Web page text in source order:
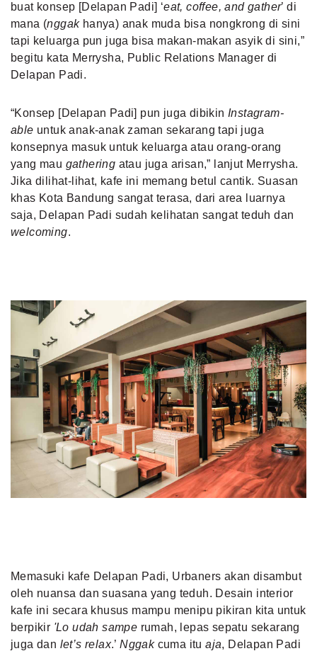
buat konsep [Delapan Padi] ‘eat, coffee, and gather’ di
mana (nggak hanya) anak muda bisa nongkrong di sini
tapi keluarga pun juga bisa makan-makan asyik di sini,”
begitu kata Merrysha, Public Relations Manager di
Delapan Padi.
“Konsep [Delapan Padi] pun juga dibikin Instagram-
able untuk anak-anak zaman sekarang tapi juga
konsepnya masuk untuk keluarga atau orang-orang
yang mau gathering atau juga arisan,” lanjut Merrysha.
Jika dilihat-lihat, kafe ini memang betul cantik. Suasan
khas Kota Bandung sangat terasa, dari area luarnya
saja, Delapan Padi sudah kelihatan sangat teduh dan
welcoming.
Memasuki kafe Delapan Padi, Urbaners akan disambut
oleh nuansa dan suasana yang teduh. Desain interior
kafe ini secara khusus mampu menipu pikiran kita untuk
berpikir 'Lo udah sampe rumah, lepas sepatu sekarang
juga dan let’s relax.’Nggak cuma ituaja, Delapan Padi